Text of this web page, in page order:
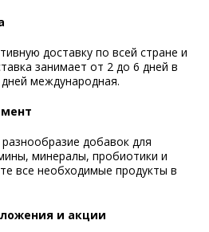
доставку по всей стране и
занимает от 2 до 6 дней в
международная.
добавок для
минералы, пробиотики и
все необходимые продукты в
и акции